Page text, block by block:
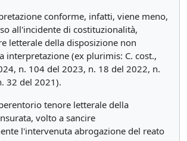
conforme, infatti, viene meno,
all'incidente di costituzionalità,
letterale della disposizione non
interpretazione (ex plurimis: C. cost.,
n. 104 del 2023, n. 18 del 2022, n.
32 del 2021).
tenore letterale della
volto a sancire
l'intervenuta abrogazione del reato